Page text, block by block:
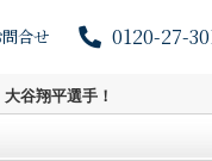
合せ 0120-27-
谷翔平選手！